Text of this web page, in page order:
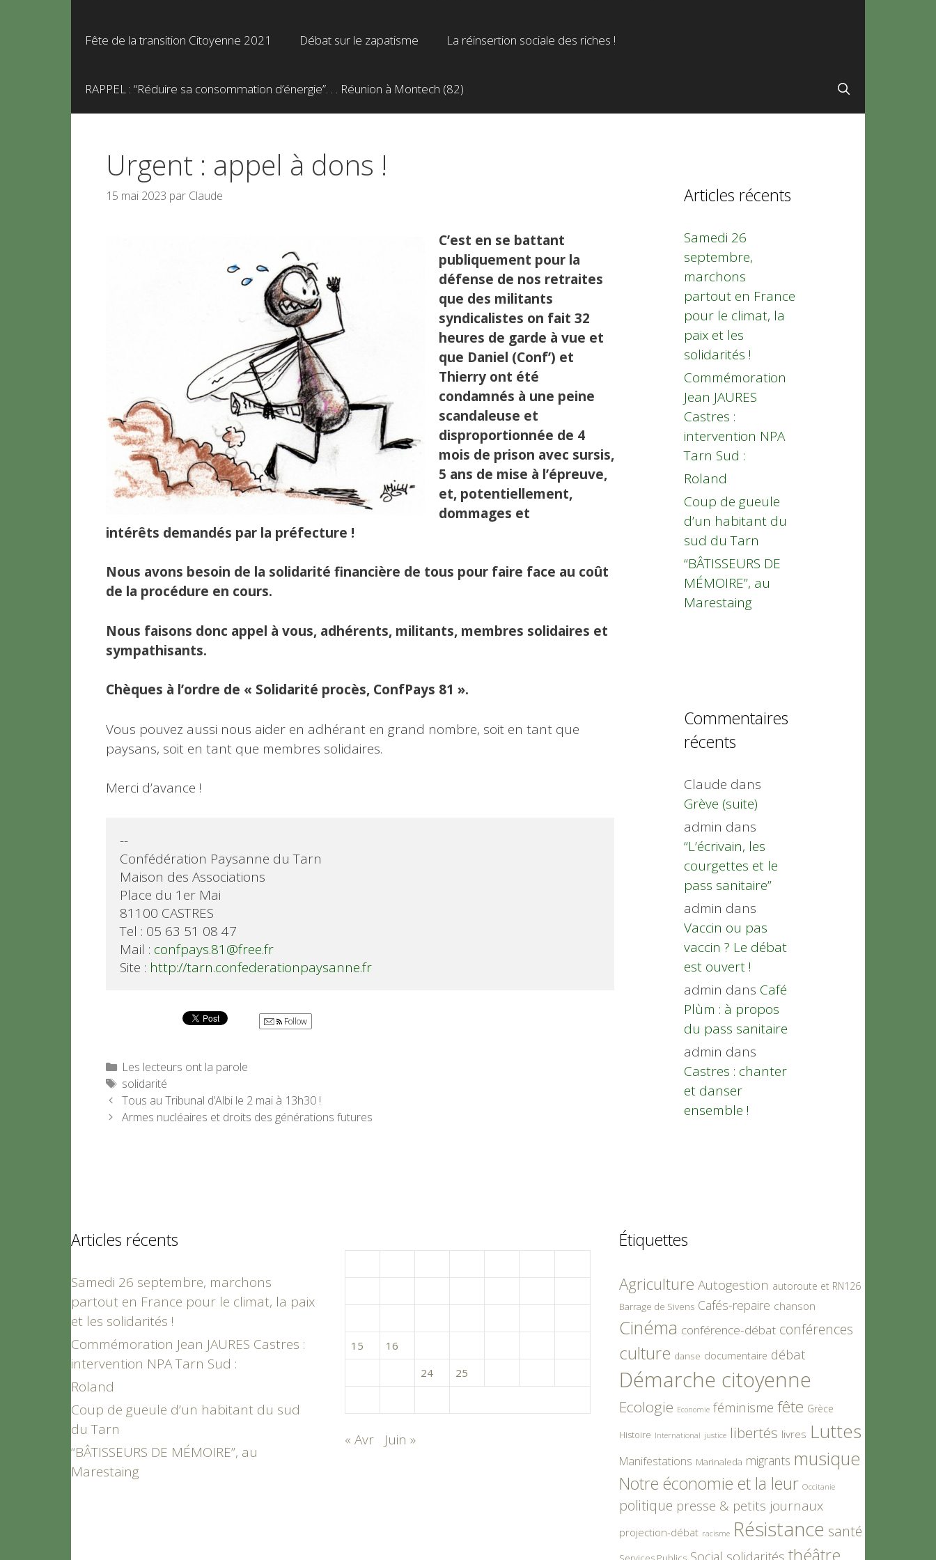
Fête de la transition Citoyenne 2021 Débat sur le zapatisme La réinsertion sociale des riches !
RAPPEL : “Réduire sa consommation d’énergie”. . . Réunion à Montech (82)
Urgent : appel à dons !
15 mai 2023 par Claude
C’est en se battant
publiquement pour la
défense de nos retraites
que des militants
syndicalistes on fait 32
heures de garde à vue et
que Daniel (Conf’) et
Thierry ont été
condamnés à une peine
scandaleuse et
disproportionnée de 4
mois de prison avec sursis,
5 ans de mise à l’épreuve,
et, potentiellement,
dommages et
intérêts demandés par la préfecture !
Nous avons besoin de la solidarité financière de tous pour faire face au coût
de la procédure en cours.
Nous faisons donc appel à vous, adhérents, militants, membres solidaires et
sympathisants.
Chèques à l’ordre de « Solidarité procès, ConfPays 81 ».
Vous pouvez aussi nous aider en adhérant en grand nombre, soit en tant que
paysans, soit en tant que membres solidaires.
Merci d’avance !
--
Confédération Paysanne du Tarn
Maison des Associations
Place du 1er Mai
81100 CASTRES
Tel : 05 63 51 08 47
Mail : confpays.81@free.fr
Site : http://tarn.confederationpaysanne.fr
Follow
Catégories
Les lecteurs ont la parole
Étiquettes
solidarité
Tous au Tribunal d’Albi le 2 mai à 13h30 !
Armes nucléaires et droits des générations futures
Articles récents
Samedi 26
septembre,
marchons
partout en France
pour le climat, la
paix et les
solidarités !
Commémoration
Jean JAURES
Castres :
intervention NPA
Tarn Sud :
Roland
Coup de gueule
d’un habitant du
sud du Tarn
“BÂTISSEURS DE
MÉMOIRE”, au
Marestaing
Commentaires
récents
Claude dans
Grève (suite)
admin dans
“L’écrivain, les
courgettes et le
pass sanitaire”
admin dans
Vaccin ou pas
vaccin ? Le débat
est ouvert !
admin dans Café
Plùm : à propos
du pass sanitaire
admin dans
Castres : chanter
et danser
ensemble !
Articles récents
Samedi 26 septembre, marchons
partout en France pour le climat, la paix
et les solidarités !
Commémoration Jean JAURES Castres :
intervention NPA Tarn Sud :
Roland
Coup de gueule d’un habitant du sud
du Tarn
“BÂTISSEURS DE MÉMOIRE”, au
Marestaing
15
16
24 25
« Avr Juin »
Étiquettes
Agriculture Autogestion autoroute et RN126
Barrage de Sivens Cafés-repaire chanson
Cinéma conférence-débat conférences
culture danse documentaire débat
Démarche citoyenne
Ecologie Economie féminisme fête Grèce
Histoire International justice libertés livres Luttes
Manifestations Marinaleda migrants musique
Notre économie et la leur Occitanie
politique presse & petits journaux
projection-débat racisme Résistance santé
Social solidarités théâtre